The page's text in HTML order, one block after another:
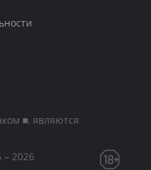
■, являются
2026